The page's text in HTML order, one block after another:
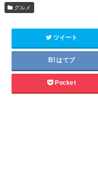
グルメ
ツイート
はてブ
Pocket